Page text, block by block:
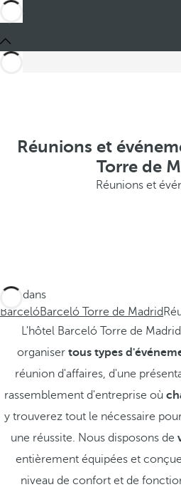
Réunions et
Torre de
Réunions et
Ces dans
BarcelóBarceló Torre de Madrid
L'hôtel Barceló Torre de
organiser tous types
réunion d'affaires, d'une
rassemblement d'entreprise où
y trouverez tout le nécessaire
une réussite. Nous disposons de
entièrement équipées et
niveau de confort et de